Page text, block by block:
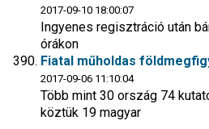
2017-09-10 18:00:07
Ingyenes regisztráció után
órákon
Fiatal műholdas
2017-09-06 11:10:04
Több mint 30 ország 74
köztük 19 magyar